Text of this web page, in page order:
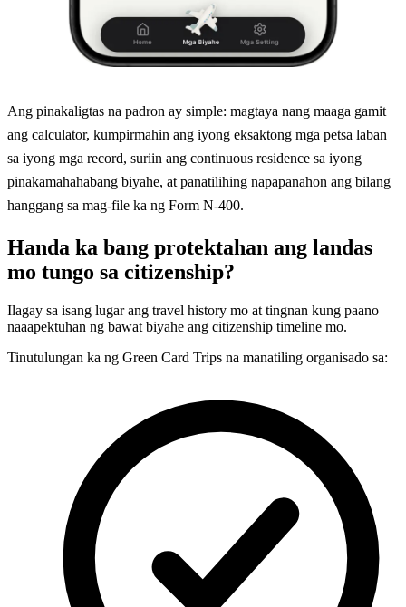
Ang pinakaligtas na padron ay simple: magtaya nang maaga gamit
ang calculator, kumpirmahin ang iyong eksaktong mga petsa laban
sa iyong mga record, suriin ang continuous residence sa iyong
pinakamahahabang biyahe, at panatilihing napapanahon ang bilang
hanggang sa mag-file ka ng Form N-400.
Handa ka bang protektahan ang landas
mo tungo sa citizenship?
Ilagay sa isang lugar ang travel history mo at tingnan kung paano
naaapektuhan ng bawat biyahe ang citizenship timeline mo.
Tinutulungan ka ng Green Card Trips na manatiling organisado sa: